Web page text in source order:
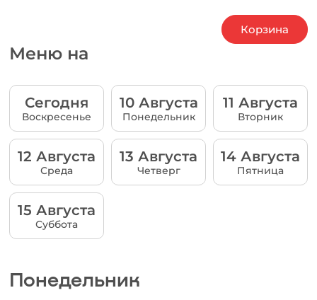
Меню на
Сегодня
Воскресенье
10 Августа
Понедельник
11 Августа
Вторник
12 Августа
Среда
13 Августа
Четверг
14 Августа
Пятница
15 Августа
Суббота
Понедельник
Корзина